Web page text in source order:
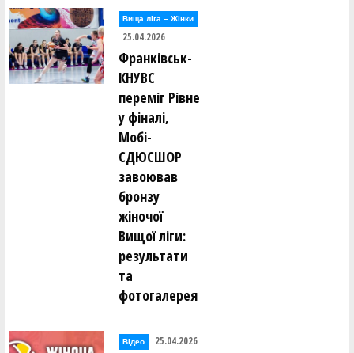
Вища лiга – Жiнки
25.04.2026
Франківськ-
КНУВС
переміг Рівне
у фіналі,
Мобі-
СДЮСШОР
завоював
бронзу
жіночої
Вищої ліги:
результати
та
фотогалерея
Відео 25.04.2026